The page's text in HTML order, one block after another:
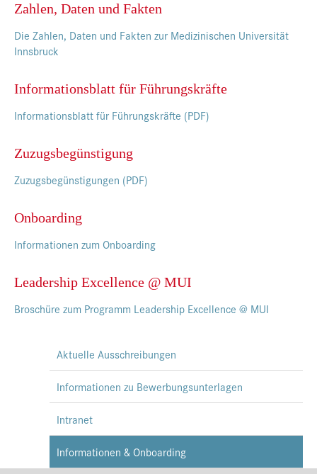
Zahlen, Daten und Fakten
Die Zahlen, Daten und Fakten zur Medizinischen Universität
Innsbruck
Informationsblatt für Führungskräfte
Informationsblatt für Führungskräfte (PDF)
Zuzugsbegünstigung
Zuzugsbegünstigungen (PDF)
Onboarding
Informationen zum Onboarding
Leadership Excellence @ MUI
Broschüre zum Programm Leadership Excellence @ MUI
Aktuelle Ausschreibungen
Informationen zu Bewerbungsunterlagen
Intranet
Informationen & Onboarding